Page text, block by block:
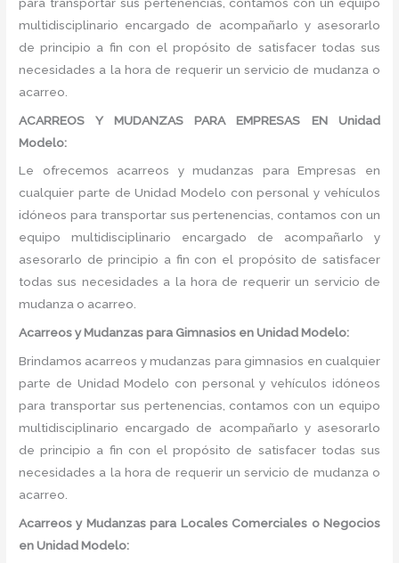
multidisciplinario encargado de acompañarlo y asesorarlo
de principio a fin con el propósito de satisfacer todas sus
necesidades a la hora de requerir un servicio de mudanza o
acarreo.
ACARREOS Y MUDANZAS PARA EMPRESAS EN Unidad
Modelo:
Le ofrecemos acarreos y mudanzas para Empresas en
cualquier parte de Unidad Modelo con personal y vehículos
idóneos para transportar sus pertenencias, contamos con un
equipo multidisciplinario encargado de acompañarlo y
asesorarlo de principio a fin con el propósito de satisfacer
todas sus necesidades a la hora de requerir un servicio de
mudanza o acarreo.
Acarreos y Mudanzas para Gimnasios en Unidad Modelo:
Brindamos acarreos y mudanzas para gimnasios en cualquier
parte de Unidad Modelo con personal y vehículos idóneos
para transportar sus pertenencias, contamos con un equipo
multidisciplinario encargado de acompañarlo y asesorarlo
de principio a fin con el propósito de satisfacer todas sus
necesidades a la hora de requerir un servicio de mudanza o
acarreo.
Acarreos y Mudanzas para Locales Comerciales o Negocios
en Unidad Modelo: